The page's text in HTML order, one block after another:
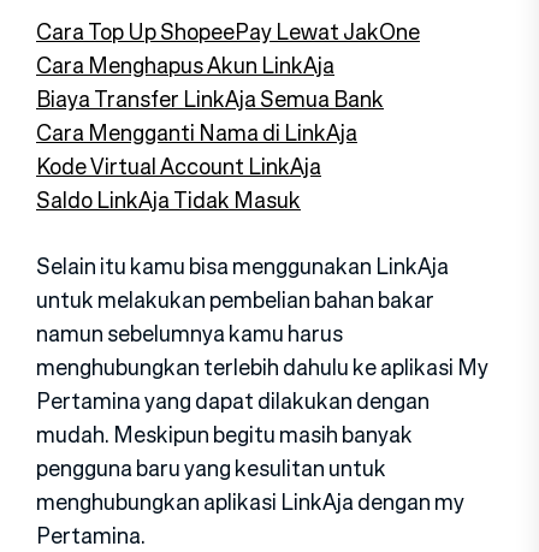
Cara Top Up ShopeePay Lewat JakOne
Cara Menghapus Akun LinkAja
Biaya Transfer LinkAja Semua Bank
Cara Mengganti Nama di LinkAja
Kode Virtual Account LinkAja
Saldo LinkAja Tidak Masuk
Selain itu kamu bisa menggunakan LinkAja
untuk melakukan pembelian bahan bakar
namun sebelumnya kamu harus
menghubungkan terlebih dahulu ke aplikasi My
Pertamina yang dapat dilakukan dengan
mudah. Meskipun begitu masih banyak
pengguna baru yang kesulitan untuk
menghubungkan aplikasi LinkAja dengan my
Pertamina.